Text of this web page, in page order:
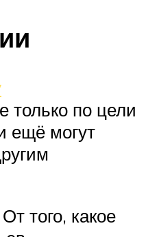
только по цели
ещё могут
того, какое